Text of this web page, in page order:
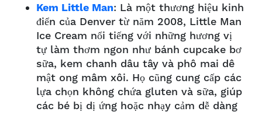
Kem Little Man: Là một thương hiệu kinh
điển của Denver từ năm 2008, Little Man
Ice Cream nổi tiếng với những hương vị
tự làm thơm ngon như bánh cupcake bơ
sữa, kem chanh dâu tây và phô mai dê
mật ong mâm xôi. Họ cũng cung cấp các
lựa chọn không chứa gluten và sữa, giúp
các bé bị dị ứng hoặc nhạy cảm dễ dàng